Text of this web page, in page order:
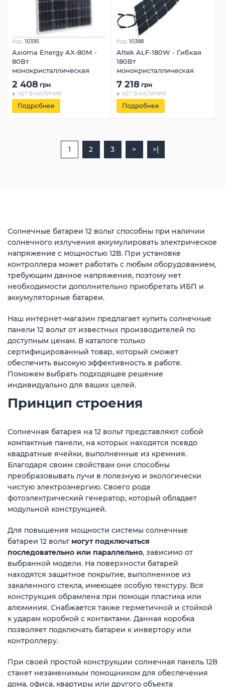
Код: 10395
Axioma Energy AX-80М -
80Вт
монокристаллическая
2 408 грн
НЕТ В НАЛИЧИИ
Подробнее
Код: 10388
Altek ALF‐180W - Гибкая
180Вт
монокристаллическая
7 218 грн
НЕТ В НАЛИЧИИ
Подробнее
1 2 3 > >|
Солнечные батареи 12 вольт способны при наличии
солнечного излучения аккумулировать электрическое
напряжение с мощностью 12В. При установке
контроллера может работать с любым оборудованием,
требующим данное напряжения, поэтому нет
необходимости дополнительно приобретать ИБП и
аккумуляторные батареи.
Наш интернет-магазин предлагает купить солнечные
панели 12 вольт от известных производителей по
доступным ценам. В каталоге только
сертифицированный товар, который сможет
обеспечить высокую эффективность в работе.
Поможем выбрать подходящее решение
индивидуально для ваших целей.
Принцип строения
Солнечная батарея на 12 вольт представляют собой
компактные панели, на которых находятся псевдо
квадратные ячейки, выполненные из кремния.
Благодаря своим свойствам они способны
преобразовывать лучи в полезную и экологически
чистую электроэнергию. Своего рода
фотоэлектрический генератор, который обладает
модульной конструкцией.
Для повышения мощности системы солнечные
батареи 12 вольт могут подключаться
последовательно или параллельно, зависимо от
выбранной модели. На поверхности батарей
находятся защитное покрытие, выполненное из
закаленного стекла, имеющее особую текстуру. Вся
конструкция обрамлена при помощи пластика или
алюминия. Снабжается также герметичной и стойкой
к ударам коробкой с контактами. Данная коробка
позволяет подключать батареи к инвертору или
контроллеру.
При своей простой конструкции солнечная панель 12В
станет незаменимым помощником для обеспечения
дома, офиса, квартиры или другого объекта